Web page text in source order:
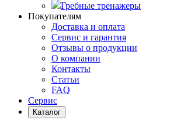
Гребные тренажеры
Покупателям
Доставка и оплата
Сервис и гарантия
Отзывы о продукции
О компании
Контакты
Статьи
FAQ
Сервис
Каталог